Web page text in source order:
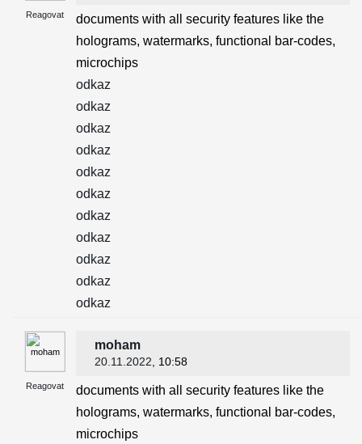
Reagovat
documents with all security features like the
holograms, watermarks, functional bar-codes,
microchips
odkaz
odkaz
odkaz
odkaz
odkaz
odkaz
odkaz
odkaz
odkaz
odkaz
odkaz
Reagovat
moham
20.11.2022 , 10:58
documents with all security features like the
holograms, watermarks, functional bar-codes,
microchips